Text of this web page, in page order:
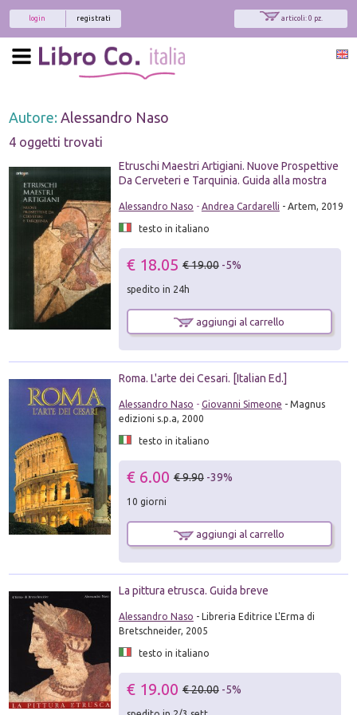
articoli: 0 pz.
registrati
login
Autore: Alessandro Naso
4 oggetti trovati
Etruschi Maestri Artigiani. Nuove Prospettive
Da Cerveteri e Tarquinia. Guida alla mostra
Alessandro Naso - Andrea Cardarelli - Artem, 2019
testo in italiano
€ 18.05 € 19.00 -5%
spedito in 24h
aggiungi al carrello
Roma. L'arte dei Cesari. [Italian Ed.]
Alessandro Naso - Giovanni Simeone - Magnus
edizioni s.p.a, 2000
testo in italiano
€ 6.00 € 9.90 -39%
10 giorni
aggiungi al carrello
La pittura etrusca. Guida breve
Alessandro Naso - Libreria Editrice L'Erma di
Bretschneider, 2005
testo in italiano
€ 19.00 € 20.00 -5%